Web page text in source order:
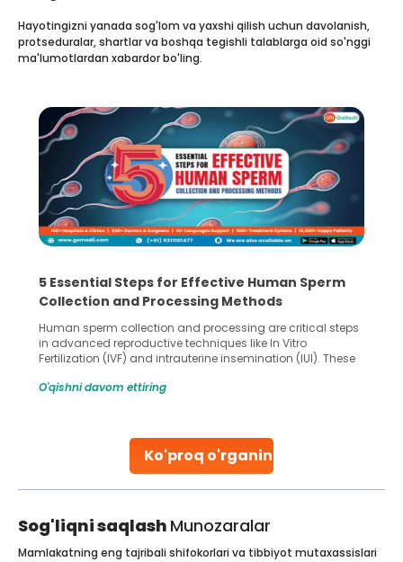
Ko'proq o'rganing
Hayotingizni yanada sog'lom va yaxshi qilish uchun davolanish,
protseduralar, shartlar va boshqa tegishli talablarga oid so'nggi
ma'lumotlardan xabardor bo'ling.
5 Essential Steps for Effective Human Sperm
Collection and Processing Methods
Human sperm collection and processing are critical steps
in advanced reproductive techniques like In Vitro
Fertilization (IVF) and intrauterine insemination (IUI). These
challenges and help couples achieve their dream of
collected, they process the
O'qishni davom ettiring
Sog'liqni saqlash Munozaralar
Mamlakatning eng tajribali shifokorlari va tibbiyot mutaxassislari